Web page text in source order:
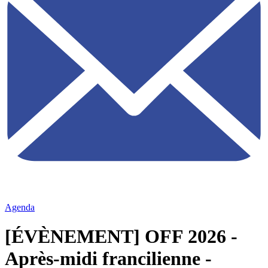
Agenda
[ÉVÈNEMENT] OFF 2026 -
Après-midi francilienne -